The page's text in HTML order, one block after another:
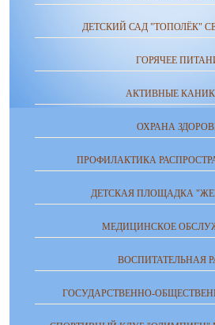
ДЕТСКИЙ САД "ТОПОЛЁК"
ГОРЯЧЕЕ
АКТИВНЫЕ
ОХРАНА
ПРОФИЛАКТИКА
ДЕТСКАЯ ПЛОЩАДКА
МЕДИЦИНСКОЕ
ВОСПИТАТЕЛЬНАЯ
ГОСУДАРСТВЕННО-